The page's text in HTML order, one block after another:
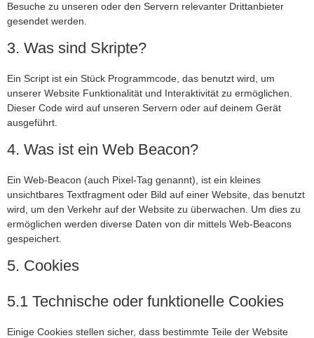
Besuche zu unseren oder den Servern relevanter Drittanbieter
gesendet werden.
3. Was sind Skripte?
Ein Script ist ein Stück Programmcode, das benutzt wird, um
unserer Website Funktionalität und Interaktivität zu ermöglichen.
Dieser Code wird auf unseren Servern oder auf deinem Gerät
ausgeführt.
4. Was ist ein Web Beacon?
Ein Web-Beacon (auch Pixel-Tag genannt), ist ein kleines
unsichtbares Textfragment oder Bild auf einer Website, das benutzt
wird, um den Verkehr auf der Website zu überwachen. Um dies zu
ermöglichen werden diverse Daten von dir mittels Web-Beacons
gespeichert.
5. Cookies
5.1 Technische oder funktionelle Cookies
Einige Cookies stellen sicher, dass bestimmte Teile der Website